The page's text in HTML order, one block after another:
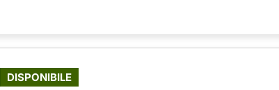
DISPONIBILE